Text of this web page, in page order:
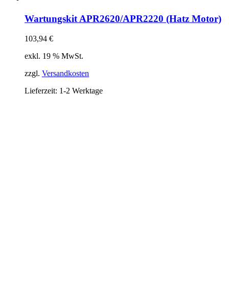
Wartungskit APR2620/APR2220 (Hatz Motor)
103,94 €
exkl. 19 % MwSt.
zzgl. Versandkosten
Lieferzeit: 1-2 Werktage